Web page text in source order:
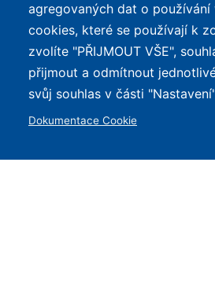
SEKCE
Články
Katalog elektrokol
Cyklostezky
Půjčovny
agregovaných dat o
cookies, které se používají k
zvolíte "PŘIJMOUT VŠE",
přijmout a odmítnout
svůj souhlas v části
Dokumentace Cookie